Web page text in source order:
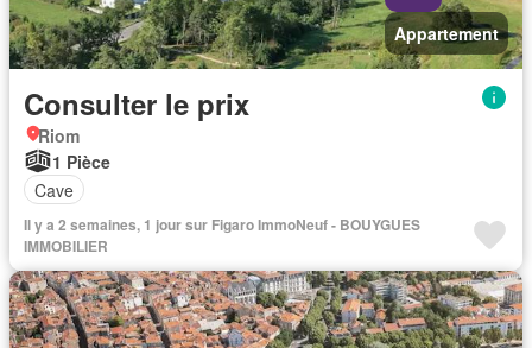
Appartement
Consulter le prix
Riom
1 Pièce
Cave
Il y a 2 semaines, 1 jour sur Figaro ImmoNeuf - BOUYGUES
IMMOBILIER